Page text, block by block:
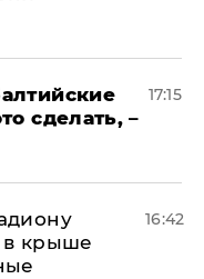
сделать, –
17:15
в крыше
16:42